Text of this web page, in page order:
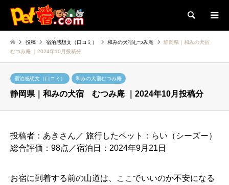
検索
投稿 宿泊感想文（口コミ） 和みの犬宿むつみ庵
静岡県｜和みの犬宿
むつみ庵 ｜2024年10月投稿分
宿泊感想文（口コミ） 和みの犬宿むつみ庵
静岡県｜和みの犬宿 むつみ庵 ｜2024年10月投稿分
投稿者：あきさん／ 旅行したペット：らい（シーズー）
総合評価：98点／宿泊日：2024年9月21日
お宿に到着する前の山道は、ここでいいのか不安になる